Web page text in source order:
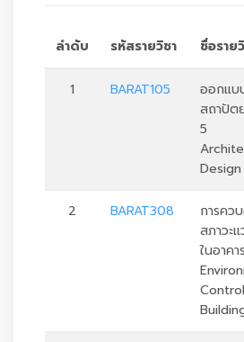
ลำดับ รหัสรายวิชา ชื่อราย
1 BARAT105
ออกแบ
สถาปัต
5
2 BARAT308
การคว
สภาวะ
ในอาคาร